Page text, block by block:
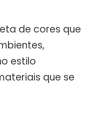
de cores que
estilo
que se